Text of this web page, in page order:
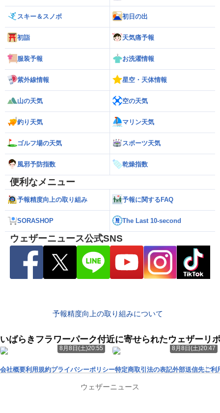
スキー＆スノボ 初日の出
初詣 天気痛予報
服装予報 お洗濯情報
紫外線情報 星空・天体情報
山の天気 空の天気
釣り天気 マリン天気
ゴルフ場の天気 スポーツ天気
風邪予防指数 乾燥指数
便利なメニュー
予報精度向上の取り組み 予報に関するFAQ
SORASHOP The Last 10-second
ウェザーニュース公式SNS
予報精度向上の取り組みについて
いばらきフラワーパーク付近に寄せられたウェザーリ
8月8日(土)20:55 8月8日(土)20:47
会社概要利用規約プライバシーポリシー特定商取引法の表記外部送信先ご利
ウェザーニュース